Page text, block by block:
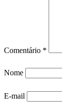
Comentário *
Nome
E-mail